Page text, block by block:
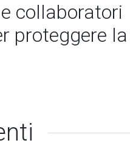
collaboratori
proteggere